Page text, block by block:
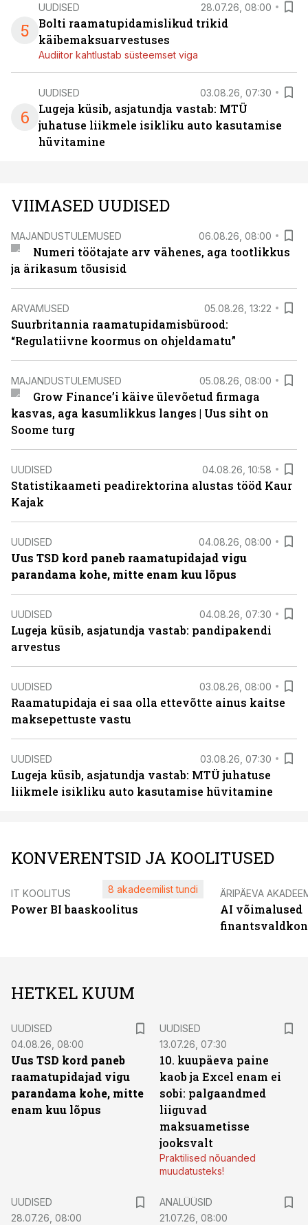
5
UUDISED 28.07.26, 08:00
Bolti raamatupidamislikud trikid
käibemaksuarvestuses
Audiitor kahtlustab süsteemset viga
6
UUDISED 03.08.26, 07:30
Lugeja küsib, asjatundja vastab: MTÜ
juhatuse liikmele isikliku auto kasutamise
hüvitamine
VIIMASED UUDISED
MAJANDUSTULEMUSED 06.08.26, 08:00
Numeri töötajate arv vähenes, aga tootlikkus
ja ärikasum tõusisid
ARVAMUSED 05.08.26, 13:22
Suurbritannia raamatupidamisbürood:
“Regulatiivne koormus on ohjeldamatu”
MAJANDUSTULEMUSED 05.08.26, 08:00
Grow Finance’i käive ülevõetud firmaga
kasvas, aga kasumlikkus langes | Uus siht on
Soome turg
UUDISED 04.08.26, 10:58
Statistikaameti peadirektorina alustas tööd Kaur
Kajak
UUDISED 04.08.26, 08:00
Uus TSD kord paneb raamatupidajad vigu
parandama kohe, mitte enam kuu lõpus
UUDISED 04.08.26, 07:30
Lugeja küsib, asjatundja vastab: pandipakendi
arvestus
UUDISED 03.08.26, 08:00
Raamatupidaja ei saa olla ettevõtte ainus kaitse
maksepettuste vastu
UUDISED 03.08.26, 07:30
Lugeja küsib, asjatundja vastab: MTÜ juhatuse
liikmele isikliku auto kasutamise hüvitamine
KONVERENTSID JA KOOLITUSED
IT KOOLITUS
Power BI baaskoolitus
8 akadeemilist tundi ÄRIPÄEVA
AI võimalused
HETKEL KUUM
UUDISED
04.08.26, 08:00
Uus TSD kord paneb
raamatupidajad vigu
parandama kohe, mitte
enam kuu lõpus
UUDISED
13.07.26, 07:30
10. kuupäeva paine
kaob ja Excel enam ei
sobi: palgaandmed
liiguvad
maksuametisse
jooksvalt
Praktilised nõuanded
muudatusteks!
UUDISED
28.07.26, 08:00
ANALÜÜSID
21.07.26, 08:00